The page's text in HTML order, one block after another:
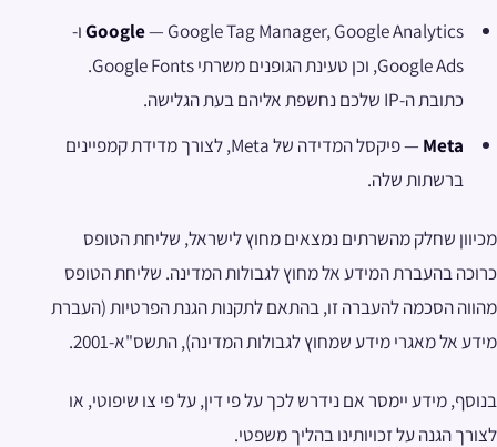
Google— Google Tag Manager, Google Analytics ו-
Google Ads, וכן טעינת הגופנים משרתי Google Fonts.
כתובת ה-IP שלכם נחשפת אליהם בעת הגלישה.
Meta
— פיקסל המדידה של Meta, לצורך מדידת קמפיינים
ברשתות שלה.
מכיוון שחלק מהשרתים נמצאים מחוץ לישראל, שליחת הטופס
כרוכה בהעברת המידע אל מחוץ לגבולות המדינה. שליחת הטופס
מהווה הסכמה להעברה זו, בהתאם לתקנות הגנת הפרטיות (העברת
מידע אל מאגרי מידע שמחוץ לגבולות המדינה), התשס"א-2001.
בנוסף, מידע יימסר אם נידרש לכך על פי דין, על פי צו שיפוטי, או
לצורך הגנה על זכויותינו בהליך משפטי.